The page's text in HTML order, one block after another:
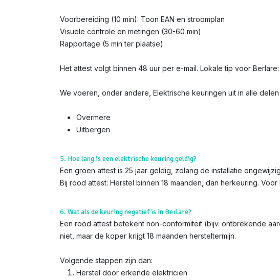
Voorbereiding (10 min): Toon EAN en stroomplan
Visuele controle en metingen (30-60 min)
Rapportage (5 min ter plaatse)
Het attest volgt binnen 48 uur per e-mail. Lokale tip voor
We voeren, onder andere, Elektrische keuringen uit in alle
Overmere
Uitbergen
5. Hoe lang is een elektrische keuring geldig?
Een groen attest is 25 jaar geldig, zolang de installatie
Bij rood attest: Herstel binnen 18 maanden, dan herkeuring.
6. Wat als de keuring negatief is in Berlare?
Een rood attest betekent non-conformiteit (bijv. ontbrekende
niet, maar de koper krijgt 18 maanden hersteltermijn.
Volgende stappen zijn dan:
Herstel door erkende elektricien